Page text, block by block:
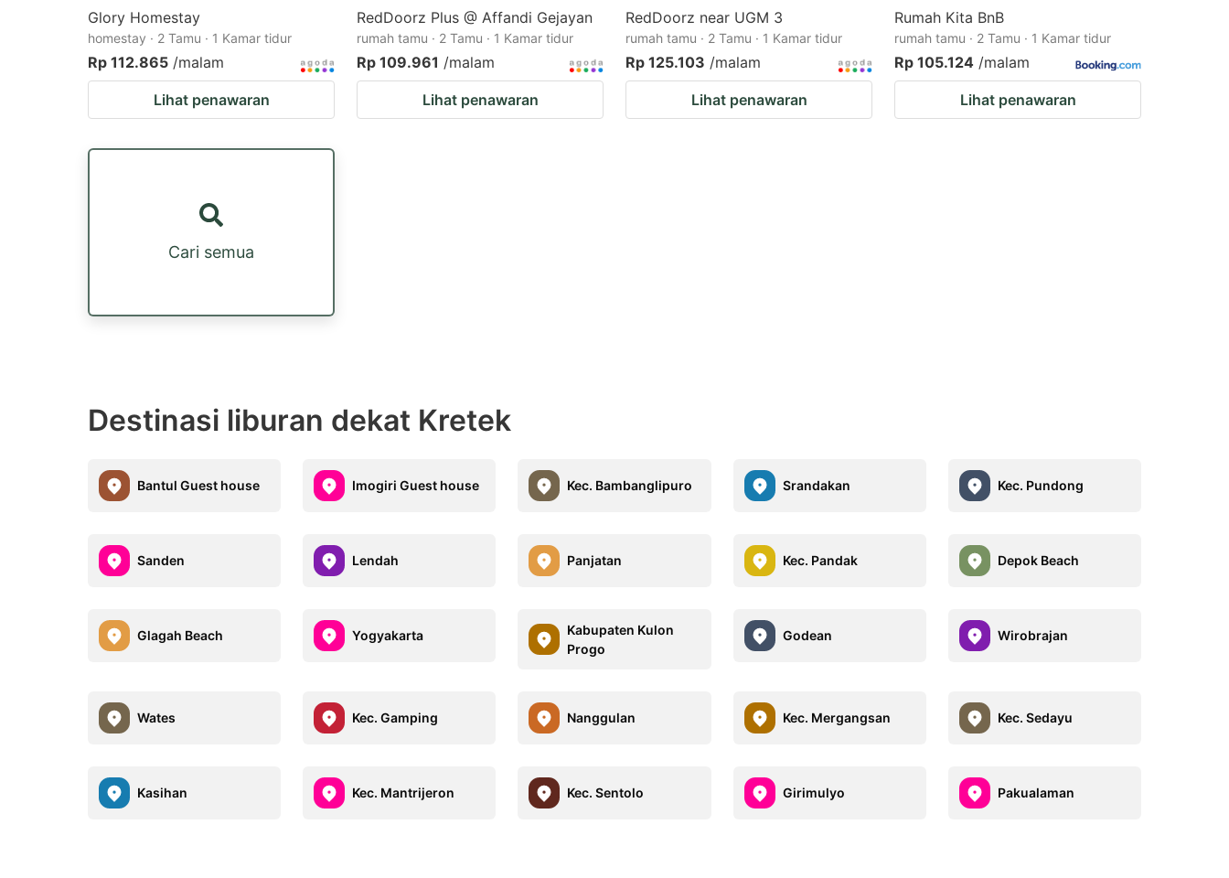
Glory Homestay
homestay · 2 Tamu · 1 Kamar tidur
Rp 112.865 /malam
Lihat penawaran
RedDoorz Plus @ Affandi Gejayan
rumah tamu · 2 Tamu · 1 Kamar tidur
Rp 109.961 /malam
Lihat penawaran
RedDoorz near UGM 3
rumah tamu · 2 Tamu · 1 Kamar tidur
Rp 125.103 /malam
Lihat penawaran
Rumah Kita BnB
rumah tamu · 2 Tamu · 1 Kamar tidur
Rp 105.124 /malam
Lihat penawaran
Cari semua
Destinasi liburan dekat Kretek
Bantul Guest house Imogiri Guest house Kec. Bambanglipuro Srandakan Kec. Pundong
Sanden Lendah Panjatan Kec. Pandak Depok Beach
Glagah Beach Yogyakarta
Kabupaten Kulon
Progo
Godean Wirobrajan
Wates Kec. Gamping Nanggulan Kec. Mergangsan Kec. Sedayu
Kasihan Kec. Mantrijeron Kec. Sentolo Girimulyo Pakualaman